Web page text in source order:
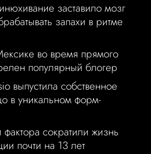
заставило мозг
запахи в ритме
во время прямого
популярный блогер
выпустила собственное
в уникальном форм-
фактора сократили жизнь
почти на 13 лет